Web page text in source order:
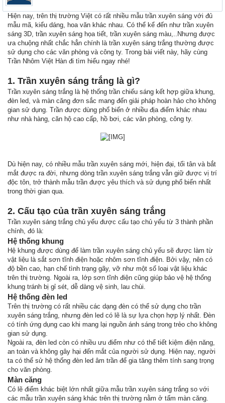
Hiện nay, trên thị trường Việt có rất nhiều mẫu trần xuyên sáng với đủ
mẫu mã, kiểu dáng, hoa văn khác nhau. Có thể kể đến như trần xuyên
sáng 3D, trần xuyên sáng họa tiết, trần xuyên sáng màu,..Nhưng được
ưa chuộng nhất chắc hẳn chính là trần xuyên sáng trắng thường được
sử dụng cho các văn phòng và công ty. Trong bài viết này, hãy cùng
Trần Nhôm Việt Hàn đi tìm hiểu ngay nhé!
1. Trần xuyên sáng trắng là gì?
Trần xuyên sáng trắng là hệ thống trần chiếu sáng kết hợp giữa khung,
đèn led, và màn căng đơn sắc mang đến giải pháp hoàn hảo cho không
gian sử dụng. Trần được dùng phổ biến ở nhiều địa điểm khác nhau
như nhà hàng, căn hộ cao cấp, hồ bơi, các văn phòng, công ty.
Dù hiện nay, có nhiều mẫu trần xuyên sáng mới, hiện đại, tối tân và bắt
mắt được ra đời, nhưng dòng trần xuyên sáng trắng vẫn giữ được vị trí
độc tôn, trở thành mẫu trần được yêu thích và sử dụng phổ biến nhất
trong thời gian qua.
2. Cấu tạo của trần xuyên sáng trắng
Trần xuyên sáng trắng chủ yếu được cấu tạo chủ yếu từ 3 thành phần
chính, đó là:
Hệ thống khung
Hệ khung được dùng để làm trần xuyên sáng chủ yếu sẽ được làm từ
vật liệu là sắt sơn tĩnh điện hoặc nhôm sơn tĩnh điện. Bởi vậy, nên có
độ bền cao, hạn chế tình trạng gãy, vỡ như một số loại vật liệu khác
trên thị trường. Ngoài ra, lớp sơn tĩnh điện cũng giúp bảo vệ hệ thống
khung tránh bị gỉ sét, dễ dàng vệ sinh, lau chùi.
Hệ thống đèn led
Trên thị trường có rất nhiều các dạng đèn có thể sử dụng cho trần
xuyên sáng trắng, nhưng đèn led có lẽ là sự lựa chọn hợp lý nhất. Đèn
có tính ứng dụng cao khi mang lại nguồn ánh sáng trong trẻo cho không
gian sử dụng.
Ngoài ra, đèn led còn có nhiều ưu điểm như có thể tiết kiệm điện năng,
an toàn và không gây hại đến mắt của người sử dụng. Hiện nay, người
ta có thể sử hệ thống đèn led âm trần để gia tăng thêm tính sang trọng
cho văn phòng.
Màn căng
Có lẽ điểm khác biệt lớn nhất giữa mẫu trần xuyên sáng trắng so với
các mẫu trần xuyên sáng khác trên thị trường nằm ở tấm màn căng.